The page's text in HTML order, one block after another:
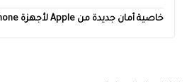
خاصية أمان جديدة من Apple لأجهزة iPhone و iPad